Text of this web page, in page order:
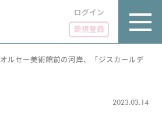
ログイン
新規登録
オルセー美術館前の河岸、「ジスカールデ
2023.03.14